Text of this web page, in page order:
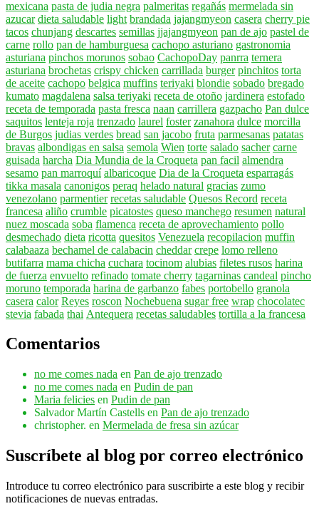
mexicana pasta de judia negra palmeritas regañás mermelada sin
azucar dieta saludable light brandada jajangmyeon casera cherry pie
tacos chunjang descartes semillas jjajangmyeon pan de ajo pastel de
carne rollo pan de hamburguesa cachopo asturiano gastronomia
asturiana pinchos morunos sobao CachopoDay panrra ternera
asturiana brochetas crispy chicken carrillada burger pinchitos torta
de aceite cachopo belgica muffins teriyaki blondie sobado bregado
kumato magdalena salsa teriyaki receta de otoño jardinera estofado
receta de temporada pasta fresca naan carrillera gazpacho Pan dulce
saquitos lenteja roja trenzado laurel foster zanahora dulce morcilla
de Burgos judias verdes bread san jacobo fruta parmesanas patatas
bravas albondigas en salsa semola Wien torte salado sacher carne
guisada harcha Dia Mundia de la Croqueta pan facil almendra
sesamo pan marroquí albaricoque Dia de la Croqueta esparragás
tikka masala canonigos peraq helado natural gracias zumo
venezolano parmentier recetas saludable Quesos Record receta
francesa aliño crumble picatostes queso manchego resumen natural
nuez moscada soba flamenca receta de aprovechamiento pollo
desmechado dieta ricotta quesitos Venezuela recopilacion muffin
calabaaza bechamel de calabacin cheddar crepe lomo relleno
butifarra mama chicha cuchara tocinom alubias filetes rusos harina
de fuerza envuelto refinado tomate cherry tagarninas candeal pincho
moruno temporada harina de garbanzo fabes portobello granola
casera calor Reyes roscon Nochebuena sugar free wrap chocolatec
stevia fabada thai Antequera recetas saludables tortilla a la francesa
Comentarios
no me comes nada en Pan de ajo trenzado
no me comes nada en Pudin de pan
Maria felicies en Pudin de pan
Salvador Martín Castells en Pan de ajo trenzado
christopher. en Mermelada de fresa sin azúcar
Suscríbete al blog por correo electrónico
Introduce tu correo electrónico para suscribirte a este blog y recibir
notificaciones de nuevas entradas.